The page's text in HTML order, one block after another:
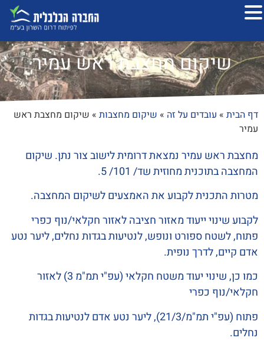
שיקום מחצבת ראש עמיר
דף הבית » עובדים על זה » שיקום מחצבות » שיקום מחצבת ראש
עמיר
מחצבת ראש עמיר נמצאת דרומית לישוב צור נתן. שיקום
המחצבה בתוכנית מחוזית שד/ 101/ 5.
מטרות התכנית לקבוע את האמצעים לשיקום המחצבה.
לקבוע שינוי ייעוד מאזור חציבה לאזור חקלאי/נוף כפרי
פתוח, לשטח ספורט ונופש, לנטיעות בגדות נחלים, ליער נטע
אדם קיים, לדרך נופית.
כמו כן, שינוי יעוד משטח חקלאי (עפ"י תמ"מ 3) לאזור
חקלאי/נוף כפרי
פתוח (עפ"י תמ"מ/21/3), ליער נטע אדם לנטיעות בגדות
נחלים.